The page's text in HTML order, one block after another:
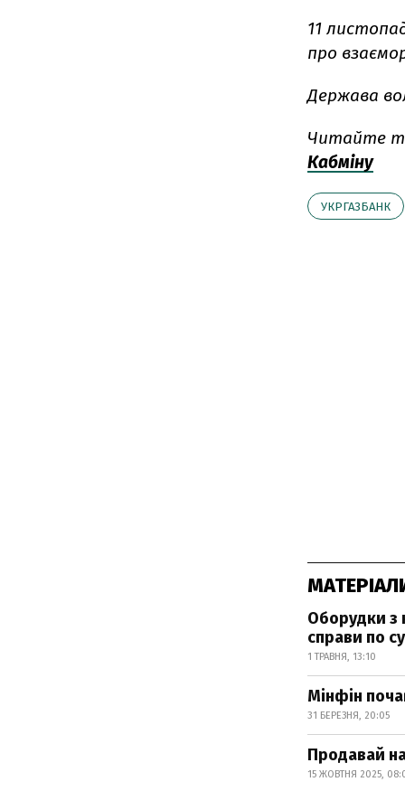
11
про
Держава
Читайте
Кабміну
УКРГАЗБАНК
Оборудки з
справи по
1 ТРАВНЯ, 13:10
Мінфін
31 БЕРЕЗНЯ, 20:05
Продавай
15 ЖОВТНЯ 2025,